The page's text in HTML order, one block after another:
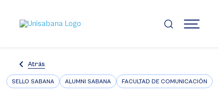
contenido
principal
MENÚ
Atrás
SELLO SABANA ALUMNI SABANA FACULTAD DE COMUNICACIÓN